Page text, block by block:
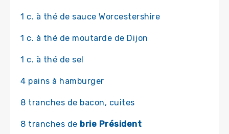
1 c. à thé de sauce Worcestershire
1 c. à thé de moutarde de Dijon
1 c. à thé de sel
4 pains à hamburger
8 tranches de bacon, cuites
8 tranches de brie Président